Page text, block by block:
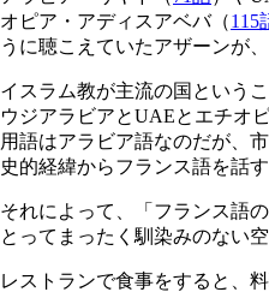
オピア・アディスアベバ（115
うに聴こえていたアザーンが
イスラム教が主流の国という
ウジアラビアとUAEとエチオ
用語はアラビア語なのだが、
史的経緯からフランス語を話す
それによって、「フランス語
とってまったく馴染みのない
レストランで食事をすると、